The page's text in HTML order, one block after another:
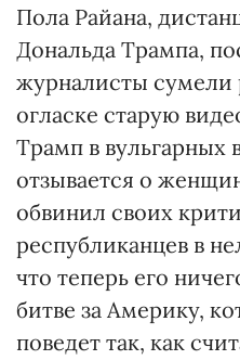
Пола Райана,
Дональда Трампа,
журналисты сумели
огласке старую
Трамп в вульгарных
отзывается о
обвинил своих
республиканцев в
что теперь его
битве за Америку,
поведет так, как